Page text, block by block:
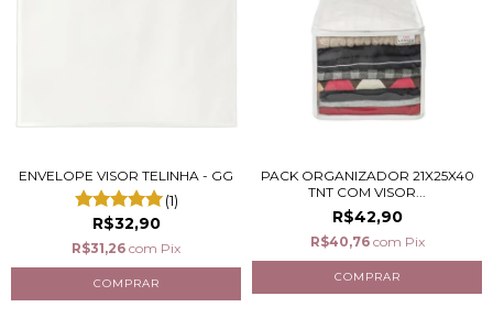
ENVELOPE VISOR TELINHA - GG
(1)
R$32,90
R$31,26 com Pix
PACK ORGANIZADOR 21X25X40
TNT COM VISOR...
R$42,90
R$40,76 com Pix